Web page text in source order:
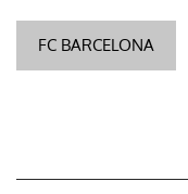
FC BARCELONA